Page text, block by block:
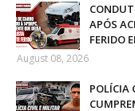
APÓS
FERIDO
August 08, 2026
POLÍCIA